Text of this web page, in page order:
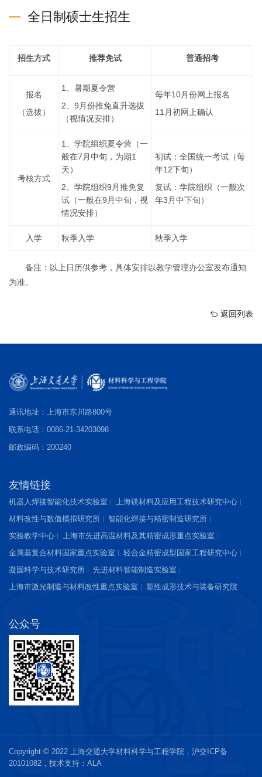
全日制硕士生招生
招生方式 推荐免试 普通招考
报名
（选拔）
1、暑期夏令营
2、9月份推免直升选拔
（视情况安排）
每年10月份网上报名
11月初网上确认
考核方式
1、学院组织夏令营（一
般在7月中旬，为期1
天）
2、学院组织9月推免复
试（一般在9月中旬，视
情况安排）
初试：全国统一考试（每
年12下旬）
复试：学院组织（一般次
年3月中下旬）
入学 秋季入学 秋季入学
备注：以上日历供参考，具体安排以教学管理办公室发布通知
为准。
返回列表
通讯地址：上海市东川路800号
联系电话：0086-21-34203098
邮政编码：200240
友情链接
机器人焊接智能化技术实验室
上海镁材料及应用工程技术研究中心
材料改性与数值模拟研究所
智能化焊接与精密制造研究所
实验教学中心
上海市先进高温材料及其精密成形重点实验室
金属基复合材料国家重点实验室
轻合金精密成型国家工程研究中心
凝固科学与技术研究所
先进材料智能制造实验室
上海市激光制造与材料改性重点实验室
塑性成形技术与装备研究院
公众号
Copyright © 2022 上海交通大学材料科学与工程学院， 沪交ICP备
20101082 ，技术支持： ALA